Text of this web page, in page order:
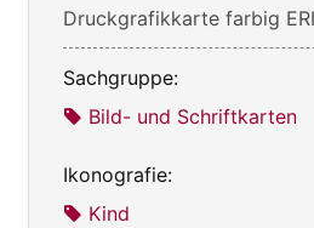
Druckgrafikkarte farbig
Sachgruppe:
Bild- und Schriftkarten
Ikonografie:
Kind